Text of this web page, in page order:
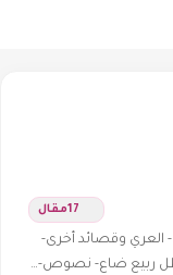
17مقال
صدر له: - الظل والصدى- شعر- الناصرة 1998 - العري وقصائد أخرى-